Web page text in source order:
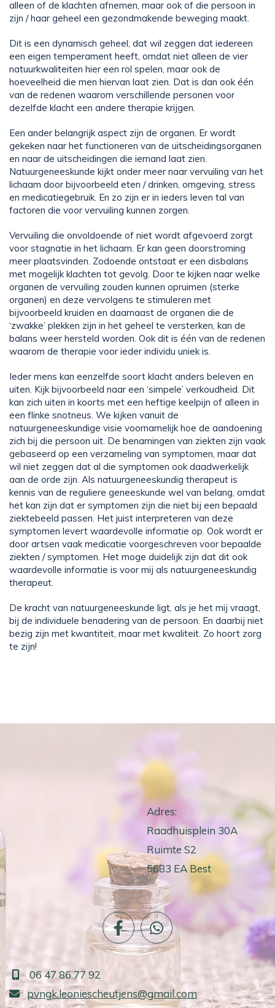
alleen of de klachten afnemen, maar ook of die persoon in
zijn / haar geheel een gezondmakende beweging maakt.
Dit is een dynamisch geheel, dat wil zeggen dat iedereen
een eigen temperament heeft, omdat niet alleen de vier
natuurkwaliteiten hier een rol spelen, maar ook de
hoeveelheid die men hiervan laat zien. Dat is dan ook één
van de redenen waarom verschillende personen voor
dezelfde klacht een andere therapie krijgen.
Een ander belangrijk aspect zijn de organen. Er wordt
gekeken naar het functioneren van de uitscheidingsorganen
en naar de uitscheidingen die iemand laat zien.
Natuurgeneeskunde kijkt onder meer naar vervuiling van het
lichaam door bijvoorbeeld eten / drinken, omgeving, stress
en medicatiegebruik. En zo zijn er in ieders leven tal van
factoren die voor vervuiling kunnen zorgen.
Vervuiling die onvoldoende of niet wordt afgevoerd zorgt
voor stagnatie in het lichaam. Er kan geen doorstroming
meer plaatsvinden. Zodoende ontstaat er een disbalans
met mogelijk klachten tot gevolg. Door te kijken naar welke
organen de vervuiling zouden kunnen opruimen (sterke
organen) en deze vervolgens te stimuleren met
bijvoorbeeld kruiden en daarnaast de organen die de
‘zwakke’ plekken zijn in het geheel te versterken, kan de
balans weer hersteld worden. Ook dit is één van de redenen
waarom de therapie voor ieder individu uniek is.
Ieder mens kan eenzelfde soort klacht anders beleven en
uiten. Kijk bijvoorbeeld naar een ‘simpele’ verkoudheid. Dit
kan zich uiten in koorts met een heftige keelpijn of alleen in
een flinke snotneus. We kijken vanuit de
natuurgeneeskundige visie voornamelijk hoe de aandoening
zich bij die persoon uit. De benamingen van ziekten zijn vaak
gebaseerd op een verzameling van symptomen, maar dat
wil niet zeggen dat al die symptomen ook daadwerkelijk
aan de orde zijn. Als natuurgeneeskundig therapeut is
kennis van de reguliere geneeskunde wel van belang, omdat
het kan zijn dat er symptomen zijn die niet bij een bepaald
ziektebeeld passen. Het juist interpreteren van deze
symptomen levert waardevolle informatie op. Ook wordt er
door artsen vaak medicatie voorgeschreven voor bepaalde
ziekten / symptomen. Het moge duidelijk zijn dat dit ook
waardevolle informatie is voor mij als natuurgeneeskundig
therapeut.
De kracht van natuurgeneeskunde ligt, als je het mij vraagt,
bij de individuele benadering van de persoon. En daarbij niet
bezig zijn met kwantiteit, maar met kwaliteit. Zo hoort zorg
te zijn!
Adres:
Raadhuisplein 30A
Ruimte S2
5683 EA Best
06 47 86 77 92
 pvngk.leoniescheutjens@gmail.com